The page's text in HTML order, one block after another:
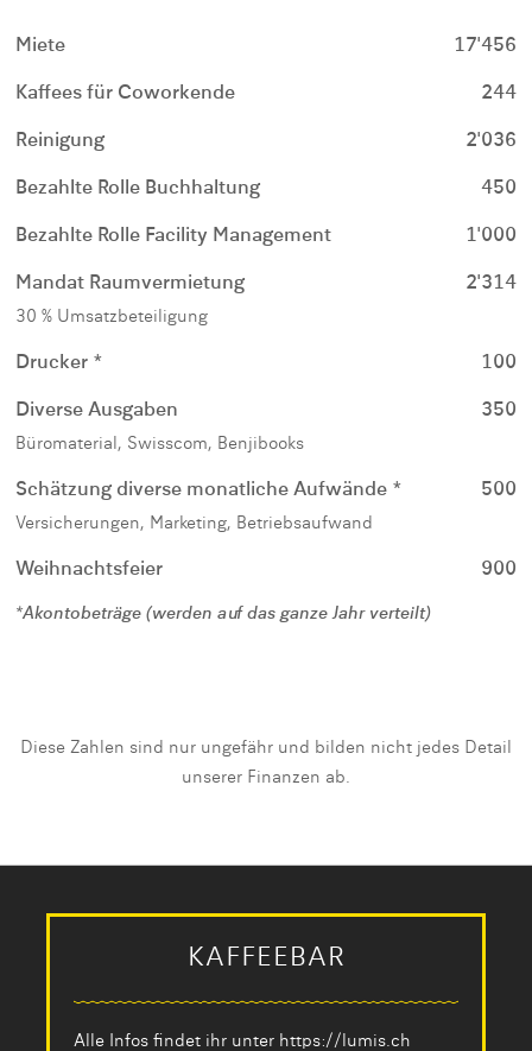
Miete 17'456
Kaffees für Coworkende 244
Reinigung 2'036
Bezahlte Rolle Buchhaltung 450
Bezahlte Rolle Facility Management 1'000
Mandat Raumvermietung 2'314
30 % Umsatzbeteiligung
Drucker * 100
Diverse Ausgaben 350
Büromaterial, Swisscom, Benjibooks
Schätzung diverse monatliche Aufwände * 500
Versicherungen, Marketing, Betriebsaufwand
Weihnachtsfeier 900
*Akontobeträge (werden auf das ganze Jahr verteilt)
Diese Zahlen sind nur ungefähr und bilden nicht jedes Detail
unserer Finanzen ab.
KAFFEEBAR
Alle Infos findet ihr unter https://lumis.ch